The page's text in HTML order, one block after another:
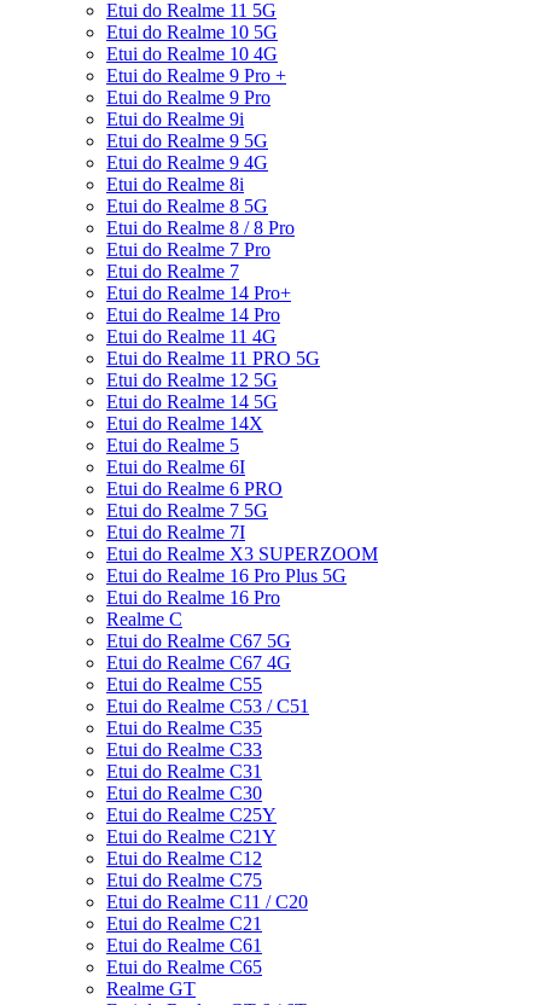
Etui do Realme 11 5G
Etui do Realme 10 5G
Etui do Realme 10 4G
Etui do Realme 9 Pro +
Etui do Realme 9 Pro
Etui do Realme 9i
Etui do Realme 9 5G
Etui do Realme 9 4G
Etui do Realme 8i
Etui do Realme 8 5G
Etui do Realme 8 / 8 Pro
Etui do Realme 7 Pro
Etui do Realme 7
Etui do Realme 14 Pro+
Etui do Realme 14 Pro
Etui do Realme 11 4G
Etui do Realme 11 PRO 5G
Etui do Realme 12 5G
Etui do Realme 14 5G
Etui do Realme 14X
Etui do Realme 5
Etui do Realme 6I
Etui do Realme 6 PRO
Etui do Realme 7 5G
Etui do Realme 7I
Etui do Realme X3 SUPERZOOM
Etui do Realme 16 Pro Plus 5G
Etui do Realme 16 Pro
Realme C
Etui do Realme C67 5G
Etui do Realme C67 4G
Etui do Realme C55
Etui do Realme C53 / C51
Etui do Realme C35
Etui do Realme C33
Etui do Realme C31
Etui do Realme C30
Etui do Realme C25Y
Etui do Realme C21Y
Etui do Realme C12
Etui do Realme C75
Etui do Realme C11 / C20
Etui do Realme C21
Etui do Realme C61
Etui do Realme C65
Realme GT